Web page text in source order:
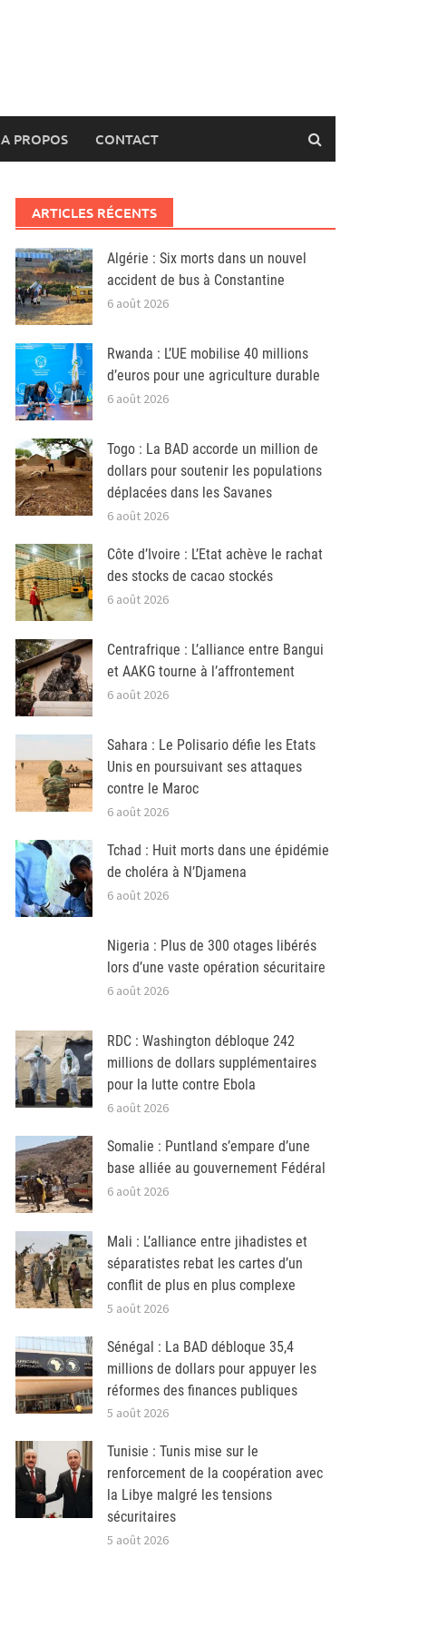
A PROPOS CONTACT
ARTICLES RÉCENTS
Algérie : Six morts dans un nouvel
accident de bus à Constantine
6 août 2026
Rwanda : L’UE mobilise 40 millions
d’euros pour une agriculture durable
6 août 2026
Togo : La BAD accorde un million de
dollars pour soutenir les populations
déplacées dans les Savanes
6 août 2026
Côte d’Ivoire : L’Etat achève le rachat
des stocks de cacao stockés
6 août 2026
Centrafrique : L’alliance entre Bangui
et AAKG tourne à l’affrontement
6 août 2026
Sahara : Le Polisario défie les Etats
Unis en poursuivant ses attaques
contre le Maroc
6 août 2026
Tchad : Huit morts dans une épidémie
de choléra à N’Djamena
6 août 2026
Nigeria : Plus de 300 otages libérés
lors d’une vaste opération sécuritaire
6 août 2026
RDC : Washington débloque 242
millions de dollars supplémentaires
pour la lutte contre Ebola
6 août 2026
Somalie : Puntland s’empare d’une
base alliée au gouvernement Fédéral
6 août 2026
Mali : L’alliance entre jihadistes et
séparatistes rebat les cartes d’un
conflit de plus en plus complexe
5 août 2026
Sénégal : La BAD débloque 35,4
millions de dollars pour appuyer les
réformes des finances publiques
5 août 2026
Tunisie : Tunis mise sur le
renforcement de la coopération avec
la Libye malgré les tensions
sécuritaires
5 août 2026